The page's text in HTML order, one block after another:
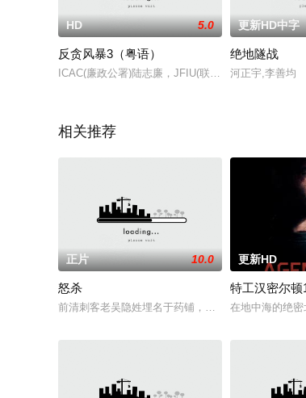
HD 5.0
反贪风暴3（粤语）
ICAC(廉政公署)陆志廉，JFIU(联合财富情报组)刘
更新HD中字
绝地隧战
河正宇,李善均
相关推荐
正片 10.0
怒杀
前清刺客老吴隐姓埋名于药铺，却为守护单亲母女
更新HD
特工汉密尔顿
在地中海的绝